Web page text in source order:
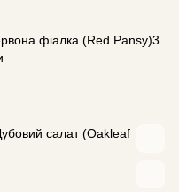
фіалка (Red Pansy)3